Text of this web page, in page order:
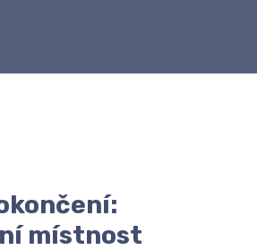
místnost